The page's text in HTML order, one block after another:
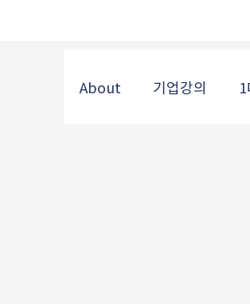
About 기업강의